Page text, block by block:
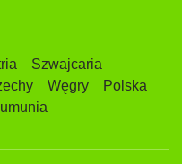
Szwajcaria
Węgry
Polska